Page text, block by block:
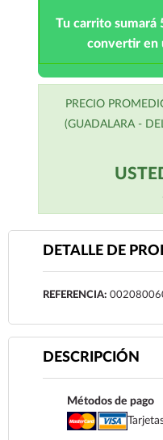
Tu carrito sumará
convertir en
PRECIO
(GUADALARA -
DETALLE DE
REFERENCIA:
DESCRIPCIÓN
Métodos de pago